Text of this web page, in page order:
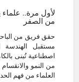
لأول مرة..
من الصفر
حقق فريق من
مستقبل الهندسة
اصطناعية تُبنى
من النمو
العلماء من فهم